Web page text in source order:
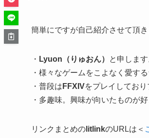
簡単にですが自己紹介させて頂き
・ Lyuon（りゅおん）
と申しま
・様々なゲームをこよなく愛する
・普段は FFXIVをプレイしてお
・多趣味。興味が向いたものが好
リンクまとめの litlinkのURLは＜